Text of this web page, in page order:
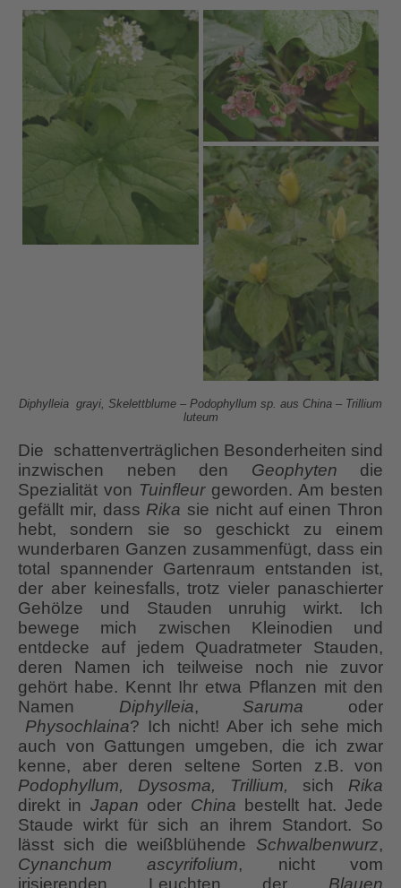
Diphylleia grayi, Skelettblume – Podophyllum sp. aus China – Trillium
luteum
Die schattenverträglichen Besonderheiten sind
inzwischen neben den Geophyten die
Spezialität von Tuinfleurgeworden. Am besten
gefällt mir, dass Rika sie nicht auf einen Thron
hebt, sondern sie so geschickt zu einem
wunderbaren Ganzen zusammenfügt, dass ein
total spannender Gartenraum entstanden ist,
der aber keinesfalls, trotz vieler panaschierter
Gehölze und Stauden unruhig wirkt. Ich
bewege mich zwischen Kleinodien und
entdecke auf jedem Quadratmeter Stauden,
deren Namen ich teilweise noch nie zuvor
gehört habe. Kennt Ihr etwa Pflanzen mit den
Namen Diphylleia, Saruma oder
Physochlaina? Ich nicht! Aber ich sehe mich
auch von Gattungen umgeben, die ich zwar
kenne, aber deren seltene Sorten z.B. von
Podophyllum, Dysosma, Trillium, sich Rika
direkt in Japan oder China bestellt hat. Jede
Staude wirkt für sich an ihrem Standort. So
lässt sich die weißblühende Schwalbenwurz,
Cynanchum ascyrifolium, nicht vom
irisierenden Leuchten der Blauen